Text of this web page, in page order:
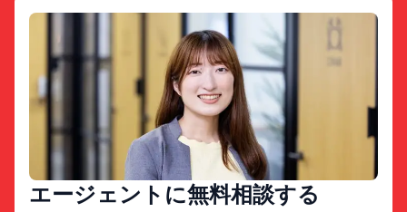
エージェントに無料相談する